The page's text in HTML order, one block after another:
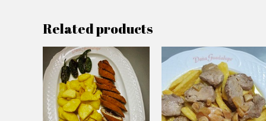
Related products